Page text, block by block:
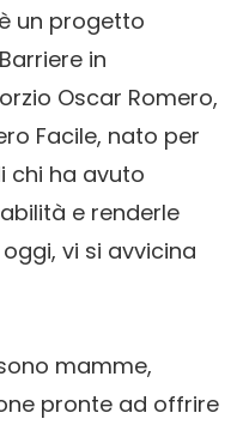
un progetto
in
Oscar Romero,
Facile, nato per
chi ha avuto
e renderle
vi si avvicina
mamme,
pronte ad offrire